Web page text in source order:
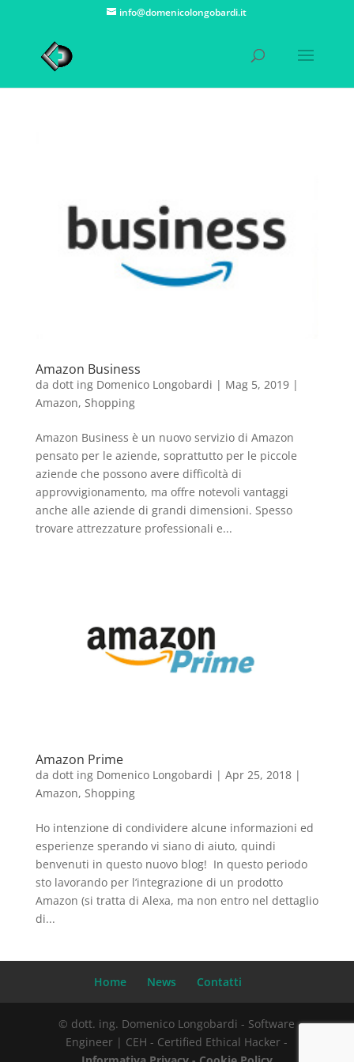
info@domenicolongobardi.it
Amazon Business
da dott ing Domenico Longobardi | Mag 5, 2019|
Amazon, Shopping
Amazon Business è un nuovo servizio di Amazon
pensato per le aziende, soprattutto per le piccole
aziende che possono avere difficoltà di
approvvigionamento, ma offre notevoli vantaggi
anche alle aziende di grandi dimensioni. Spesso
trovare attrezzature professionali e...
Amazon Prime
da dott ing Domenico Longobardi | Apr 25, 2018|
Amazon, Shopping
Ho intenzione di condividere alcune informazioni ed
esperienze sperando vi siano di aiuto, quindi
benvenuti in questo nuovo blog! In questo periodo
sto lavorando per l’integrazione di un prodotto
Amazon (si tratta di Alexa, ma non entro nel dettaglio
di...
Home News Contatti
© dott. ing. Domenico Longobardi - Software
Engineer | CEH - Certified Ethical Hacker -